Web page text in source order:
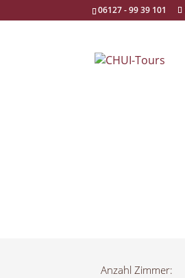
06127 - 99 39 101
Anzahl Zimmer: